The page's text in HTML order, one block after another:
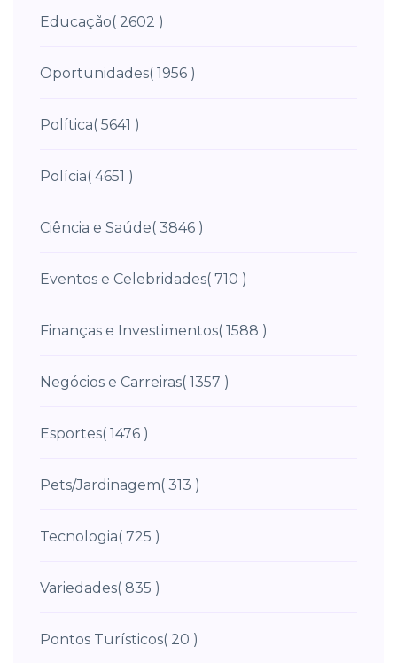
Educação( 2602 )
Oportunidades( 1956 )
Política( 5641 )
Polícia( 4651 )
Ciência e Saúde( 3846 )
Eventos e Celebridades( 710 )
Finanças e Investimentos( 1588 )
Negócios e Carreiras( 1357 )
Esportes( 1476 )
Pets/Jardinagem( 313 )
Tecnologia( 725 )
Variedades( 835 )
Pontos Turísticos( 20 )